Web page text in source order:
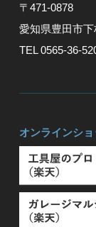
〒471-0878
愛知県豊⽥市
TEL 0565-36-
オンラインシ